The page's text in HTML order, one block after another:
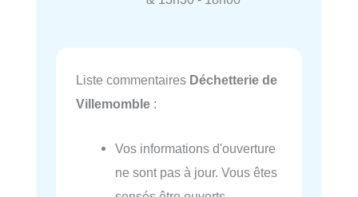
Liste commentaires Déchetterie de
Villemomble :
Vos informations d'ouverture
ne sont pas à jour. Vous êtes